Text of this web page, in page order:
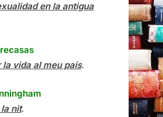
en la antigua
la vida al meu país.
nit.